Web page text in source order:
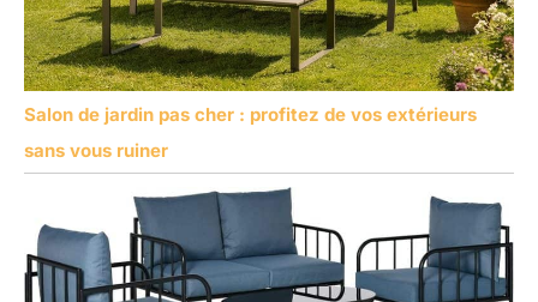
Salon de jardin pas cher : profitez de vos extérieurs
sans vous ruiner